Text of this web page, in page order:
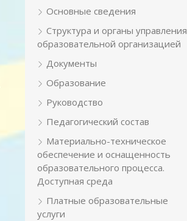
Основные сведения
Структура и органы управления
образовательной организацией
Документы
Образование
Руководство
Педагогический состав
Материально-техническое
обеспечение и оснащенность
образовательного процесса.
Доступная среда
Платные образовательные
услуги